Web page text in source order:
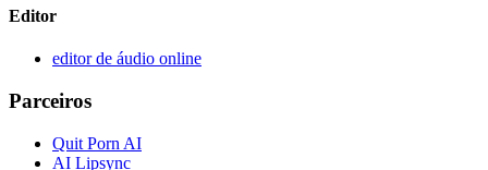
Editor
editor de áudio online
Parceiros
Quit Porn AI
AI Lipsync